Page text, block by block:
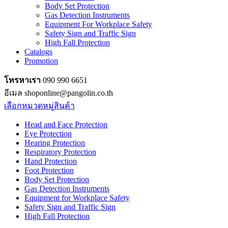
Body Set Protection
Gas Detection Instruments
Equipment For Workplace Safety
Safety Sign and Traffic Sign
High Fall Protection
Catalogs
Promotion
โทรหาเรา 090 990 6651
อีเมล shoponline@pangolin.co.th
เลือกหมวดหมู่สินค้า
Head and Face Protection
Eye Protection
Hearing Protection
Respiratory Protection
Hand Protection
Foot Protection
Body Set Protection
Gas Detection Instruments
Equipment for Workplace Safety
Safety Sign and Traffic Sign
High Fall Protection